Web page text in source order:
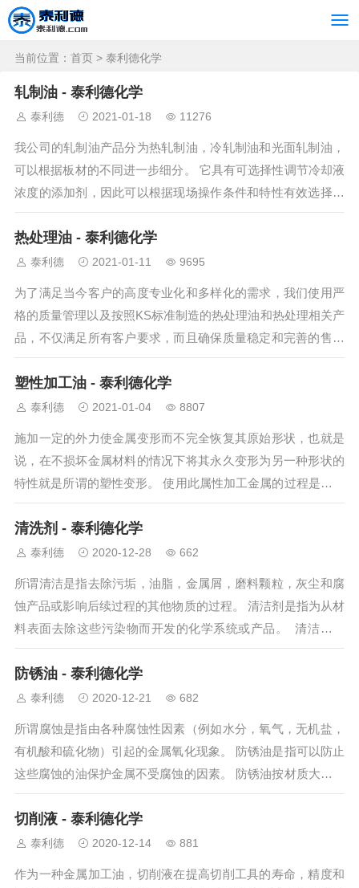
当前位置： 首页 > 泰利德化学
轧制油 - 泰利德化学
泰利德 2021-01-18 11276
我公司的轧制油产品分为热轧制油，冷轧制油和光面轧制油，
可以根据板材的不同进一步细分。 它具有可选择性调节冷却液
浓度的添加剂，因此可以根据现场操作条件和特性有效选择所
需的添加剂。 &...
热处理油 - 泰利德化学
泰利德 2021-01-11 9695
为了满足当今客户的高度专业化和多样化的需求，我们使用严
格的质量管理以及按照KS标准制造的热处理油和热处理相关产
品，不仅满足所有客户要求，而且确保质量稳定和完善的售后
管理服务。 基...
塑性加工油 - 泰利德化学
泰利德 2021-01-04 8807
施加一定的外力使金属变形而不完全恢复其原始形状，也就是
说，在不损坏金属材料的情况下将其永久变形为另一种形状的
特性就是所谓的塑性变形。 使用此属性加工金属的过程是塑性
加工。 &nbs...
清洗剂 - 泰利德化学
泰利德 2020-12-28 662
所谓清洁是指去除污垢，油脂，金属屑，磨料颗粒，灰尘和腐
蚀产品或影响后续过程的其他物质的过程。 清洁剂是指为从材
料表面去除这些污染物而开发的化学系统或产品。 清洁剂可
分为...
防锈油 - 泰利德化学
泰利德 2020-12-21 682
所谓腐蚀是指由各种腐蚀性因素（例如水分，氧气，无机盐，
有机酸和硫化物）引起的金属氧化现象。 防锈油是指可以防止
这些腐蚀的油保护金属不受腐蚀的因素。 防锈油按材质大致可
分为溶剂稀释型...
切削液 - 泰利德化学
泰利德 2020-12-14 881
作为一种金属加工油，切削液在提高切削工具的寿命，精度和